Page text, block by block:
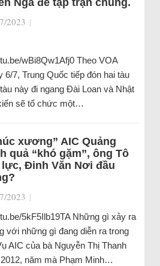
Nga để tập trận chung.
2023 |
wBi8Qw1Afj0 Theo VOA
6/7, Trung Quốc tiếp đón hai tàu
này đi ngang Đài Loan và Nhật
sẽ tổ chức một…
xương” AIC Quảng
quả “khó gặm”, ông Tô
lực, Đinh Văn Nơi đầu
2023 |
5kF5Ilb19TA Những gì xảy ra
với những gì đang diễn ra trong
AIC của bà Nguyễn Thị Thanh
năm mà Phạm Minh…